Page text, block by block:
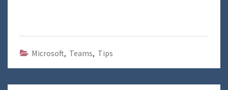
Microsoft, Teams, Tips